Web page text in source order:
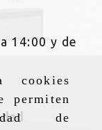
cookies
permiten
de
14:00 y de